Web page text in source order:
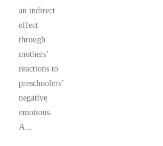
an indirect
effect
through
mothers’
reactions to
preschoolers’
negative
emotions.
A...